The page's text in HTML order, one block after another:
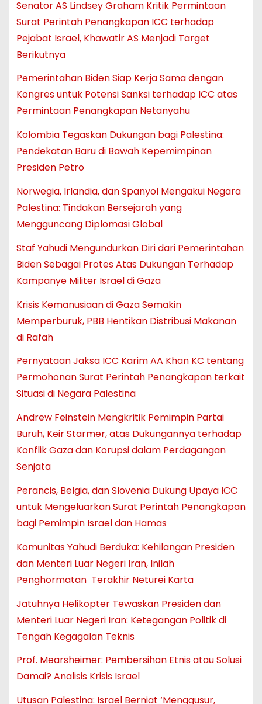
Senator AS Lindsey Graham Kritik Permintaan
Surat Perintah Penangkapan ICC terhadap
Pejabat Israel, Khawatir AS Menjadi Target
Berikutnya
Pemerintahan Biden Siap Kerja Sama dengan
Kongres untuk Potensi Sanksi terhadap ICC atas
Permintaan Penangkapan Netanyahu
Kolombia Tegaskan Dukungan bagi Palestina:
Pendekatan Baru di Bawah Kepemimpinan
Presiden Petro
Norwegia, Irlandia, dan Spanyol Mengakui Negara
Palestina: Tindakan Bersejarah yang
Mengguncang Diplomasi Global
Staf Yahudi Mengundurkan Diri dari Pemerintahan
Biden Sebagai Protes Atas Dukungan Terhadap
Kampanye Militer Israel di Gaza
Krisis Kemanusiaan di Gaza Semakin
Memperburuk, PBB Hentikan Distribusi Makanan
di Rafah
Pernyataan Jaksa ICC Karim AA Khan KC tentang
Permohonan Surat Perintah Penangkapan terkait
Situasi di Negara Palestina
Andrew Feinstein Mengkritik Pemimpin Partai
Buruh, Keir Starmer, atas Dukungannya terhadap
Konflik Gaza dan Korupsi dalam Perdagangan
Senjata
Perancis, Belgia, dan Slovenia Dukung Upaya ICC
untuk Mengeluarkan Surat Perintah Penangkapan
bagi Pemimpin Israel dan Hamas
Komunitas Yahudi Berduka: Kehilangan Presiden
dan Menteri Luar Negeri Iran, Inilah
Penghormatan Terakhir Neturei Karta
Jatuhnya Helikopter Tewaskan Presiden dan
Menteri Luar Negeri Iran: Ketegangan Politik di
Tengah Kegagalan Teknis
Prof. Mearsheimer: Pembersihan Etnis atau Solusi
Damai? Analisis Krisis Israel
Utusan Palestina: Israel Berniat ‘Menggusur,